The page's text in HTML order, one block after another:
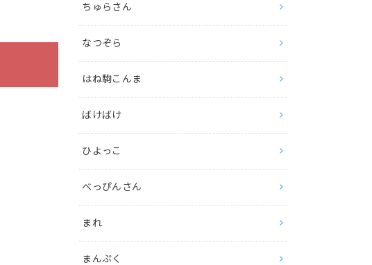
ちゅらさん
なつぞら
はね駒こんま
ばけばけ
ひよっこ
べっぴんさん
まれ
まんぷく